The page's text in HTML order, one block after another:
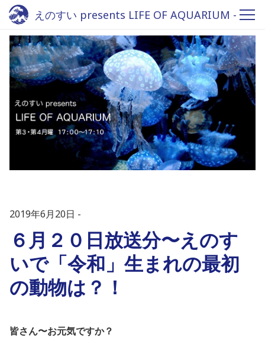
えのすい presents LIFE OF AQUARIUM -
Fm yokohama 84.7
2019年6月20日
６月２０日放送分〜えのす
いで「令和」生まれの最初
の動物は？！
皆さん〜お元気ですか？